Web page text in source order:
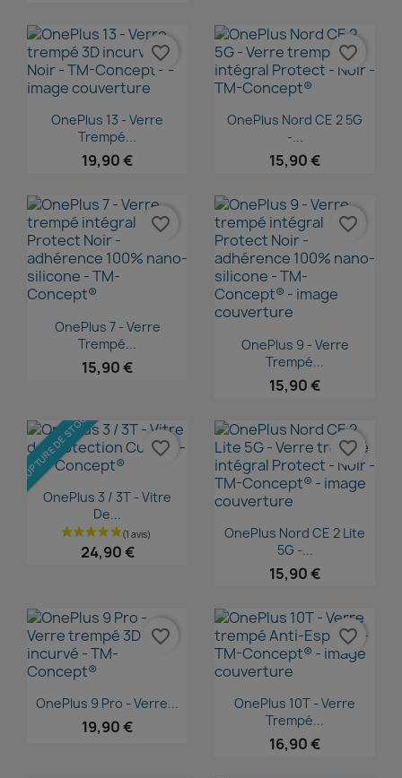
Aperçu rapide
OnePlus 13 - Verre
Trempé...
19,90 €
favorite_border
Aperçu rapide
OnePlus Nord CE 2 5G
-...
15,90 €
favorite_border
Aperçu rapide
OnePlus 7 - Verre
Trempé...
15,90 €
favorite_border
Aperçu rapide
OnePlus 9 - Verre
Trempé...
15,90 €
favorite_border
Aperçu rapide
OnePlus 3 / 3T - Vitre
De...
24,90 €
RUPTURE DE STOCK favorite_border
Aperçu rapide
OnePlus Nord CE 2 Lite
5G -...
15,90 €
favorite_border
Aperçu rapide
OnePlus 9 Pro - Verre...
19,90 €
favorite_border
Aperçu rapide
OnePlus 10T - Verre
Trempé...
16,90 €
favorite_border